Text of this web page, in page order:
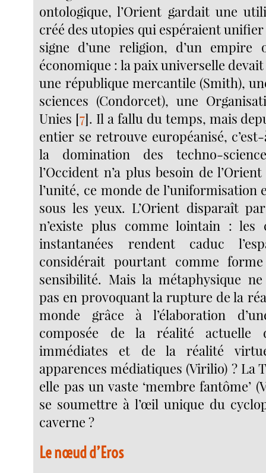
ontologique, l’Orient gardait une
créé des utopies qui espéraient unifier
signe d’une religion, d’un empire
économique : la paix universelle
une république mercantile (Smith),
sciences (Condorcet), une
Unies [7]. Il a fallu du temps, mais
entier se retrouve européanisé,
la domination des techno-
l’Occident n’a plus besoin de
l’unité, ce monde de l’uniformisation
sous les yeux. L’Orient disparaît
n’existe plus comme lointain : les
instantanées rendent caduc
considérait pourtant comme
sensibilité. Mais la métaphysique
pas en provoquant la rupture de la
monde grâce à l’élaboration
composée de la réalité actuelle
immédiates et de la réalité
apparences médiatiques (Virilio) ? La
elle pas un vaste ‘membre fantôme’
se soumettre à l’œil unique du
caverne ?
Le nœud d’Eros